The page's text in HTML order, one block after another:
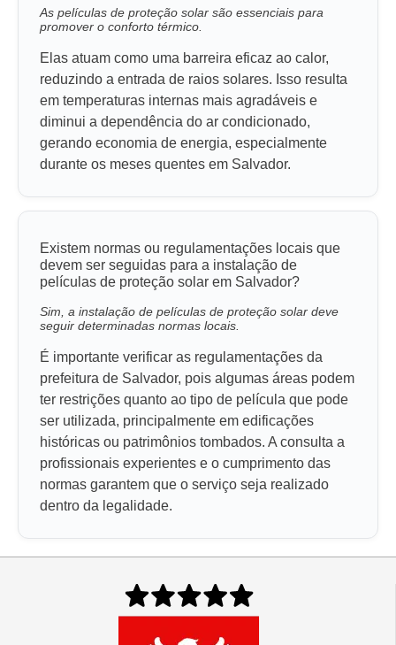
As películas de proteção solar são essenciais para
promover o conforto térmico.
Elas atuam como uma barreira eficaz ao calor,
reduzindo a entrada de raios solares. Isso resulta
em temperaturas internas mais agradáveis e
diminui a dependência do ar condicionado,
gerando economia de energia, especialmente
durante os meses quentes em Salvador.
Existem normas ou regulamentações locais que
devem ser seguidas para a instalação de
películas de proteção solar em Salvador?
Sim, a instalação de películas de proteção solar deve
seguir determinadas normas locais.
É importante verificar as regulamentações da
prefeitura de Salvador, pois algumas áreas podem
ter restrições quanto ao tipo de película que pode
ser utilizada, principalmente em edificações
históricas ou patrimônios tombados. A consulta a
profissionais experientes e o cumprimento das
normas garantem que o serviço seja realizado
dentro da legalidade.